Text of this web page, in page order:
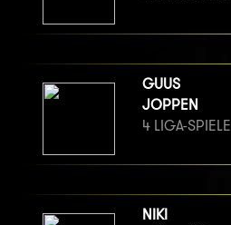
GUUS
JOPPEN
4 LIGA-SPIELE
NIKI